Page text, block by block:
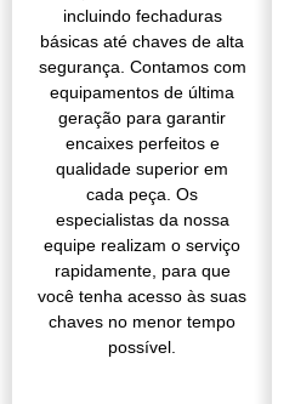
incluindo fechaduras
básicas até chaves de alta
segurança. Contamos com
equipamentos de última
geração para garantir
encaixes perfeitos e
qualidade superior em
cada peça. Os
especialistas da nossa
equipe realizam o serviço
rapidamente, para que
você tenha acesso às suas
chaves no menor tempo
possível.